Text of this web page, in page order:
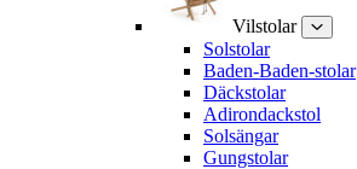
Vilstolar
Solstolar
Baden-Baden-stolar
Däckstolar
Adirondackstol
Solsängar
Gungstolar